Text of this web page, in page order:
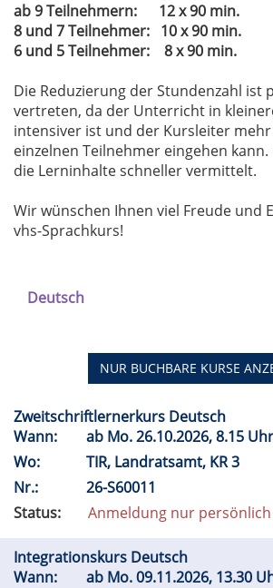
ab 9 Teilnehmern: 12 x 90 min.
8 und 7 Teilnehmer: 10 x 90 min.
6 und 5 Teilnehmer: 8 x 90 min.
Die Reduzierung der Stundenzahl ist
vertreten, da der Unterricht in
intensiver ist und der Kursleiter
einzelnen Teilnehmer eingehen
die Lerninhalte schneller vermittelt.
Wir wünschen Ihnen viel Freude und
vhs-Sprachkurs!
Deutsch
NUR BUCHBARE KURSE
Zweitschriftlernerkurs Deutsch
Wann:
ab Mo.26.10.2026, 8.15 Uhr
Wo:
TIR, Landratsamt, KR 3
Nr.:
26-S60011
Status:
Anmeldung nur
Integrationskurs Deutsch
Wann:
ab Mo.09.11.2026, 13.30